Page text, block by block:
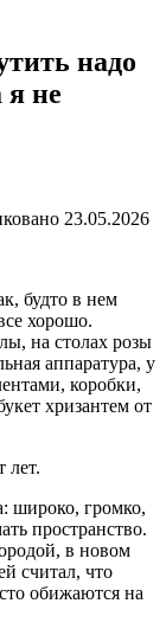
надо
я не
23.05.2026
будто в нем
хорошо.
на столах розы
аппаратура, у
коробки,
хризантем от
лет.
широко, громко,
пространство.
в новом
считал, что
обижаются на